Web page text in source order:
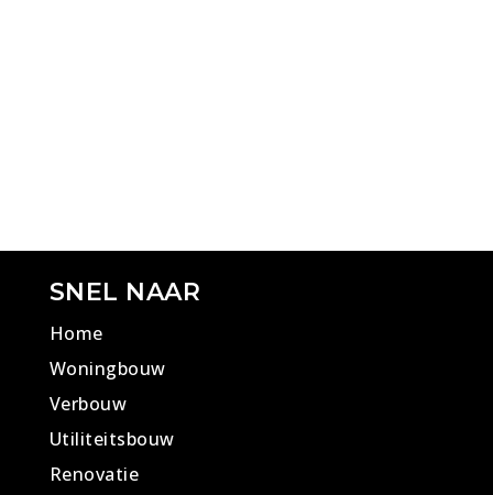
SNEL NAAR
Home
Woningbouw
Verbouw
Utiliteitsbouw
Renovatie